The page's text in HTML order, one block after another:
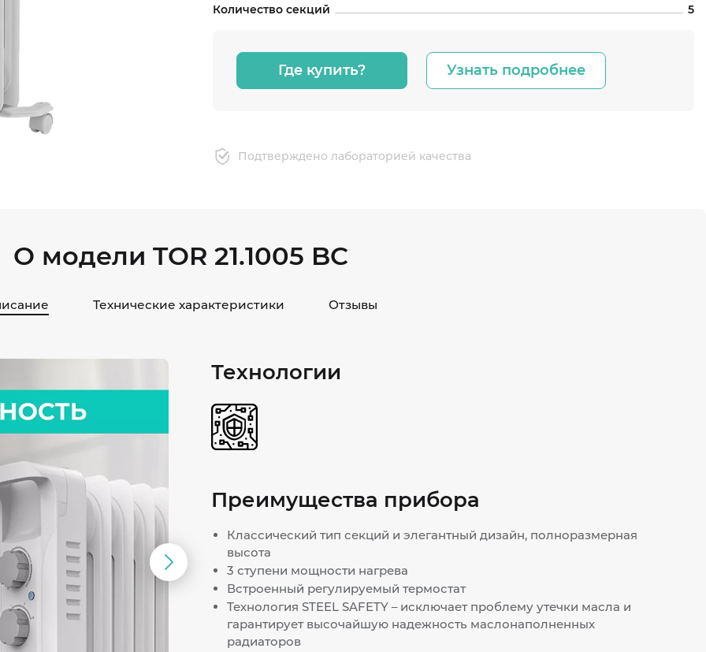
Количество секций
5
Где купить? Узнать подробнее
Подтверждено лабораторией качества
О модели TOR 21.1005 BC
Технические характеристики Отзывы
Следующий
Технологии
Преимущества прибора
Классический тип секций и элегантный дизайн, полноразмерная
высота
3 ступени мощности нагрева
Встроенный регулируемый термостат
Технология STEEL SAFETY – исключает проблему утечки масла и
гарантирует высочайшую надежность маслонаполненных
радиаторов